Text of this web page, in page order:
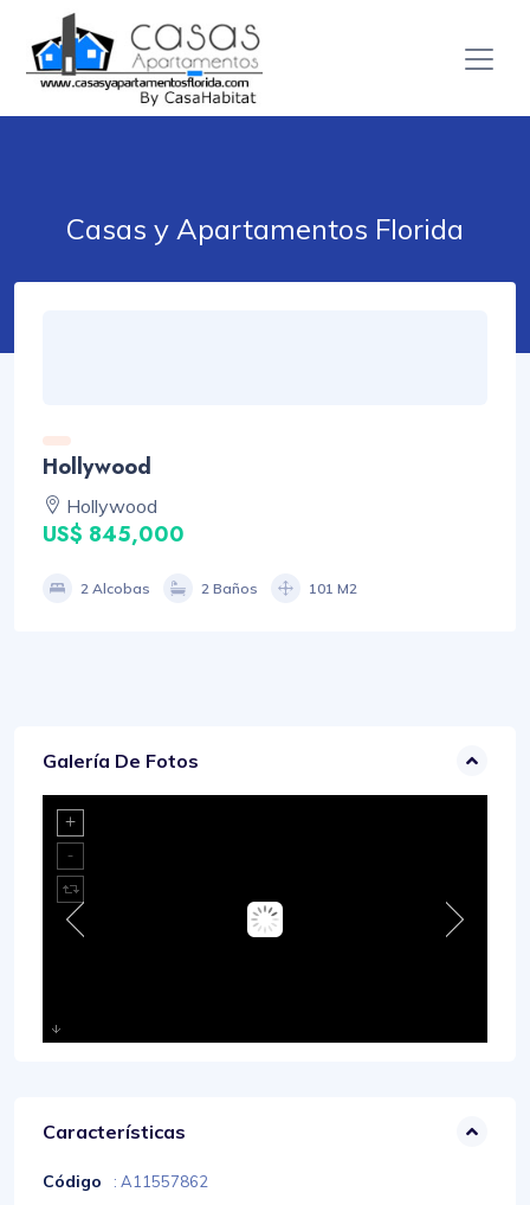
Casas y Apartamentos Florida
Hollywood
Hollywood
US$ 845,000
2 Alcobas 2 Baños 101 M2
Galería De Fotos
Características
Código : A11557862